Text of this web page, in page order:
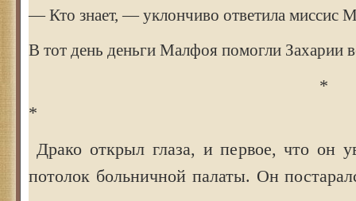
— Кто знает, — уклончиво ответила миссис
В тот день деньги Малфоя помогли Захарии
*
*
Драко открыл глаза, и первое, что он
потолок больничной палаты. Он